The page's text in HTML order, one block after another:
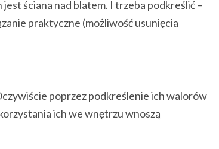
ściana nad blatem. I trzeba podkreślić –
praktyczne (możliwość usunięcia
poprzez podkreślenie ich walorów
ich we wnętrzu wnoszą